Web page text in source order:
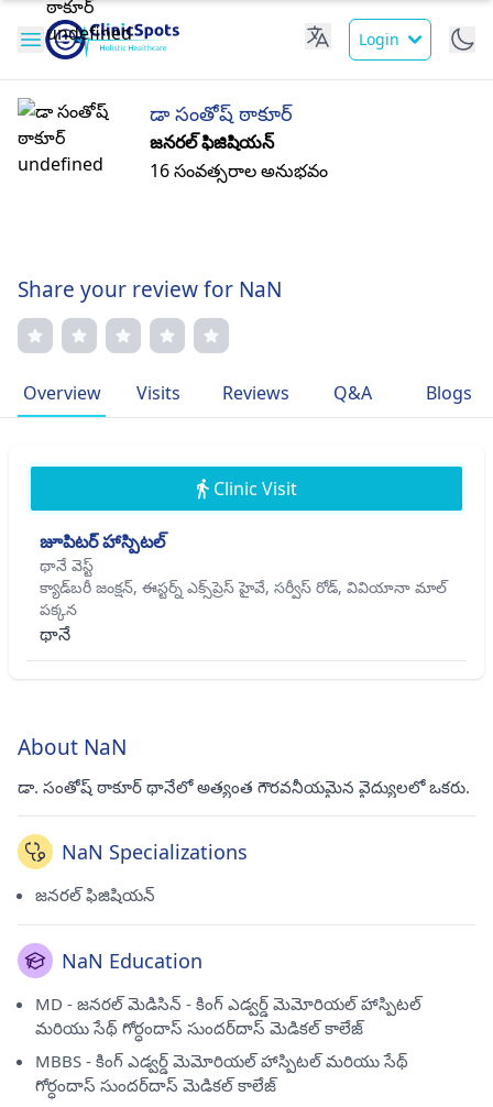
Login
డా సంతోష్ ఠాకూర్
జనరల్ ఫిజిషియన్
16 సంవత్సరాల అనుభవం
Share your review for NaN
Overview Visits Reviews Q&A Blogs
Clinic Visit
జూపిటర్ హాస్పిటల్
థానే వెస్ట్
క్యాడ్‌బరీ జంక్షన్, ఈస్టర్న్ ఎక్స్‌ప్రెస్ హైవే, సర్వీస్ రోడ్, వివియానా మాల్
పక్కన
థానే
About NaN
డా. సంతోష్ ఠాకూర్ థానేలో అత్యంత గౌరవనీయమైన వైద్యులలో ఒకరు.
NaN Specializations
జనరల్ ఫిజిషియన్
NaN Education
MD - జనరల్ మెడిసిన్ - కింగ్ ఎడ్వర్డ్ మెమోరియల్ హాస్పిటల్
మరియు సేథ్ గోర్ధందాస్ సుందర్‌దాస్ మెడికల్ కాలేజ్
MBBS - కింగ్ ఎడ్వర్డ్ మెమోరియల్ హాస్పిటల్ మరియు సేథ్
గోర్ధందాస్ సుందర్‌దాస్ మెడికల్ కాలేజ్